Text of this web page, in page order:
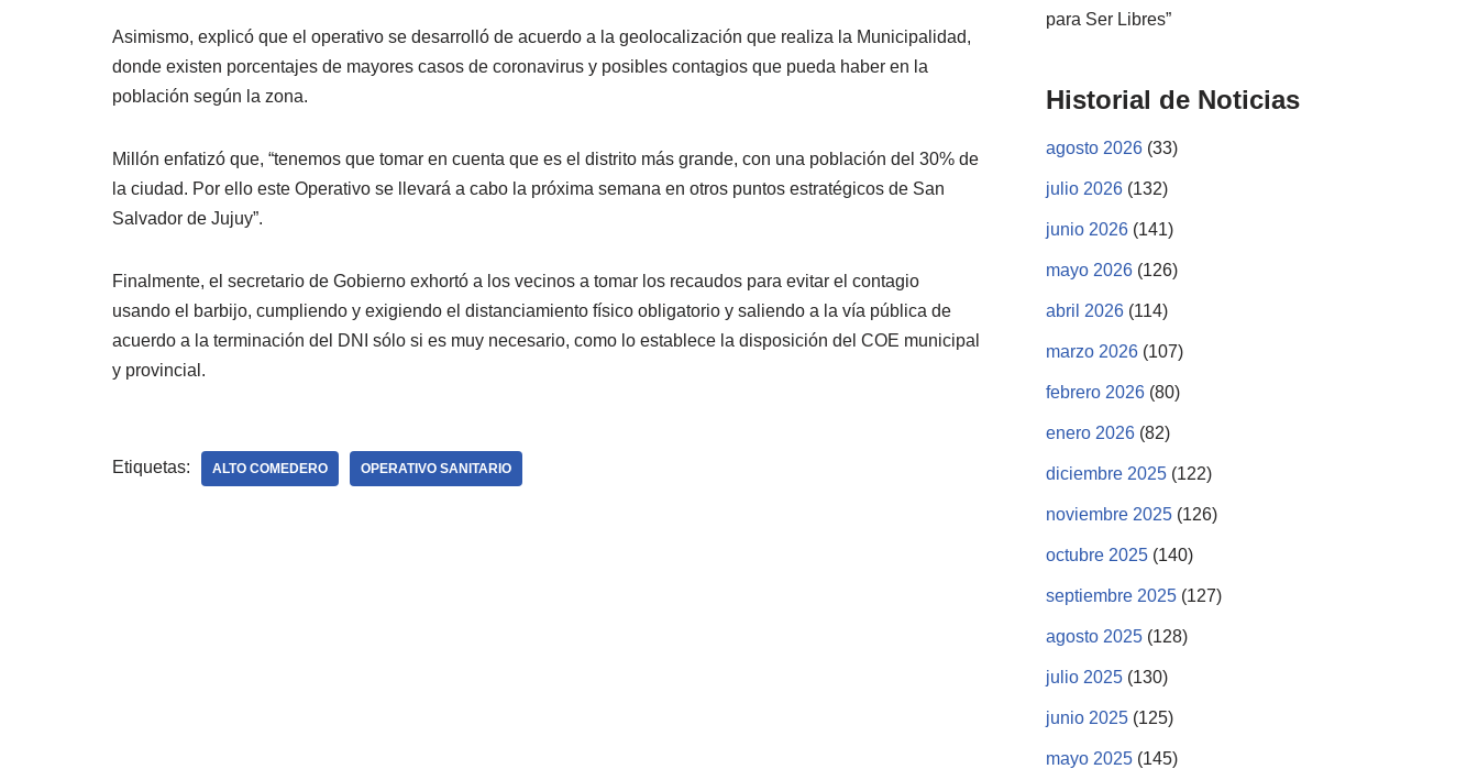
Asimismo, explicó que el operativo se desarrolló de acuerdo a la geolocalización que realiza la Municipalidad,
donde existen porcentajes de mayores casos de coronavirus y posibles contagios que pueda haber en la
población según la zona.
Millón enfatizó que, “tenemos que tomar en cuenta que es el distrito más grande, con una población del 30% de
la ciudad. Por ello este Operativo se llevará a cabo la próxima semana en otros puntos estratégicos de San
Salvador de Jujuy”.
Finalmente, el secretario de Gobierno exhortó a los vecinos a tomar los recaudos para evitar el contagio
usando el barbijo, cumpliendo y exigiendo el distanciamiento físico obligatorio y saliendo a la vía pública de
acuerdo a la terminación del DNI sólo si es muy necesario, como lo establece la disposición del COE municipal
y provincial.
Etiquetas: ALTO COMEDERO OPERATIVO SANITARIO
para Ser Libres”
Historial de Noticias
agosto 2026 (33)
julio 2026 (132)
junio 2026 (141)
mayo 2026 (126)
abril 2026 (114)
marzo 2026 (107)
febrero 2026 (80)
enero 2026 (82)
diciembre 2025 (122)
noviembre 2025 (126)
octubre 2025 (140)
septiembre 2025 (127)
agosto 2025 (128)
julio 2025 (130)
junio 2025 (125)
mayo 2025 (145)